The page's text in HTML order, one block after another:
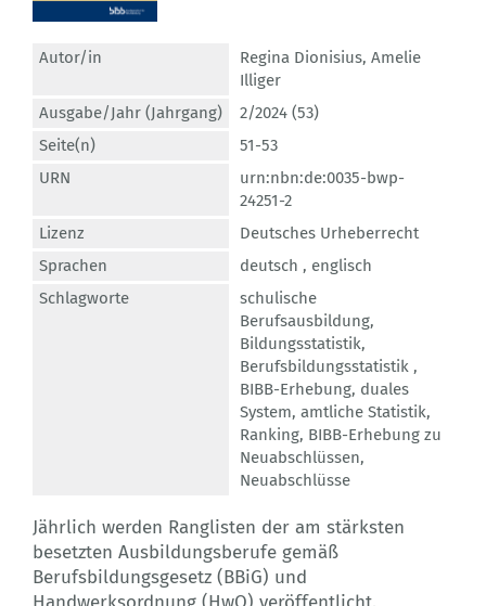
Autor/in Regina Dionisius, Amelie
Illiger
Ausgabe/Jahr (Jahrgang)
2/2024 (53)
Seite(n)
51-53
URN
urn:nbn:de:0035-bwp-
24251-2
Lizenz
Deutsches Urheberrecht
Sprachen
deutsch , englisch
Schlagworte
schulische
Berufsausbildung,
Bildungsstatistik,
Berufsbildungsstatistik ,
BIBB-Erhebung, duales
System, amtliche Statistik,
Ranking, BIBB-Erhebung zu
Neuabschlüssen,
Neuabschlüsse
Jährlich werden Ranglisten der am stärksten
besetzten Ausbildungsberufe gemäß
Berufsbildungsgesetz (BBiG) und